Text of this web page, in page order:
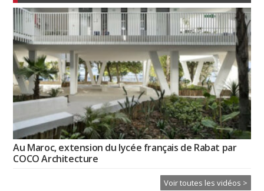
Au Maroc, extension du lycée français de Rabat par
COCO Architecture
Voir toutes les vidéos >